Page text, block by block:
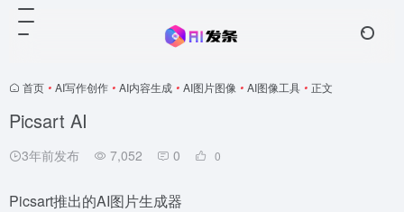
首页 • AI写作创作 • AI内容生成 • AI图片图像 • AI图像工具 • 正文
Picsart AI
3年前发布 7,052 0 0
Picsart推出的AI图片生成器